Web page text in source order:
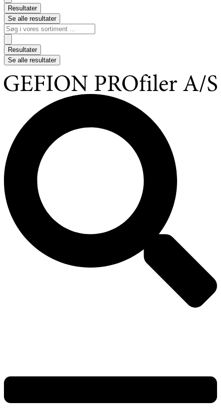
Resultater
Se alle resultater
Search
...
Resultater
Se alle resultater